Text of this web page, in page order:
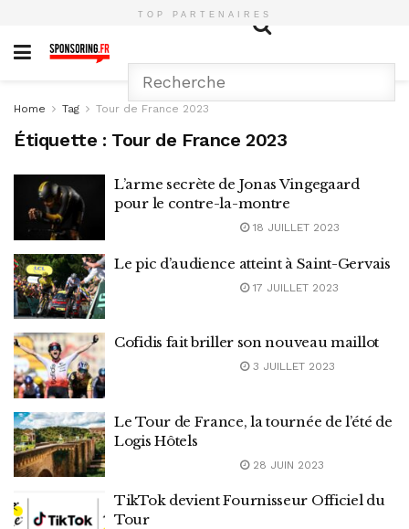
TOP PARTENAIRES
Home Tag Tour de France 2023
Étiquette : Tour de France 2023
L’arme secrète de Jonas Vingegaard
pour le contre-la-montre
18 JUILLET 2023
Le pic d’audience atteint à Saint-Gervais
17 JUILLET 2023
Cofidis fait briller son nouveau maillot
3 JUILLET 2023
Le Tour de France, la tournée de l’été de
Logis Hôtels
28 JUIN 2023
TikTok devient Fournisseur Officiel du
Tour